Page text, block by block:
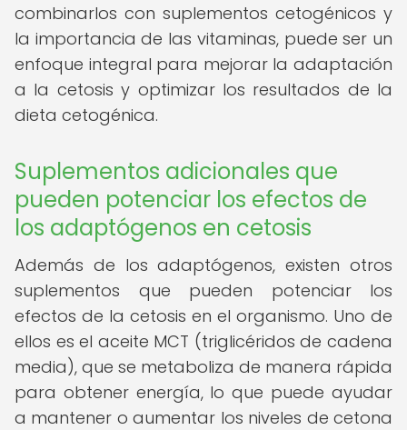
combinarlos con suplementos cetogénicos y
la importancia de las vitaminas, puede ser un
enfoque integral para mejorar la adaptación
a la cetosis y optimizar los resultados de la
dieta cetogénica.
Suplementos adicionales que
pueden potenciar los efectos de
los adaptógenos en cetosis
Además de los adaptógenos, existen otros
suplementos que pueden potenciar los
efectos de la cetosis en el organismo. Uno de
ellos es el aceite MCT (triglicéridos de cadena
media), que se metaboliza de manera rápida
para obtener energía, lo que puede ayudar
a mantener o aumentar los niveles de cetona